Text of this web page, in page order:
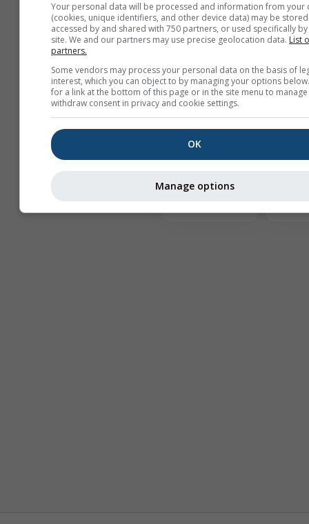
Ulteriori dati meteo
Archivio meteo
Clima -
Your personal data will be processed and information from your
(cookies, unique identifiers, and other device data) may be
accessed by and shared with 750 partners, or used specifically
site. We and our partners may use precise geolocation data. List
partners.
Some vendors may process your personal data on the basis of
interest, which you can object to by managing your options
for a link at the bottom of this page or in the site menu to
withdraw consent in privacy and cookie settings.
OK
Manage options